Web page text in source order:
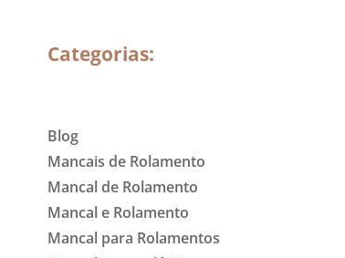
Categorias:
Blog
Mancais de Rolamento
Mancal de Rolamento
Mancal e Rolamento
Mancal para Rolamentos